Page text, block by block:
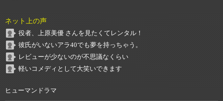
ネット上の声
役者、上原美優 さんを見たくてレンタル！
彼氏がいないアラ40でも夢を持っちゃう。
レビューが少ないのが不思議なくらい
軽いコメディとして大笑いできます
ヒューマンドラマ